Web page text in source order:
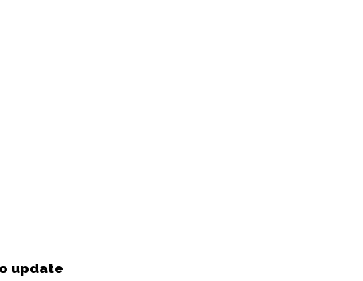
update